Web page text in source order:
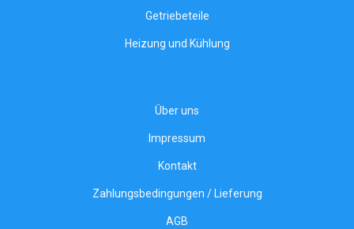
Getriebeteile
Heizung und Kühlung
Über uns
Impressum
Kontakt
Zahlungsbedingungen / Lieferung
AGB